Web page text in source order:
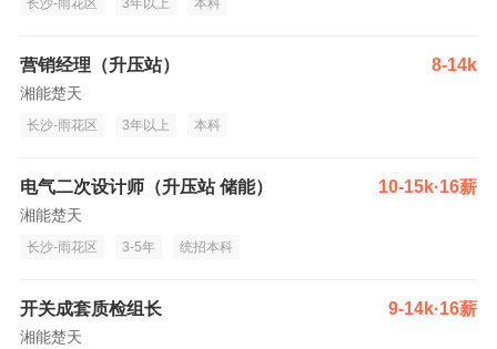
长沙-雨花区 3年以上 本科
营销经理（升压站） 8-14k
湘能楚天
长沙-雨花区 3年以上 本科
电气二次设计师（升压站 储能） 10-15k·16薪
湘能楚天
长沙-雨花区 3-5年 统招本科
开关成套质检组长 9-14k·16薪
湘能楚天